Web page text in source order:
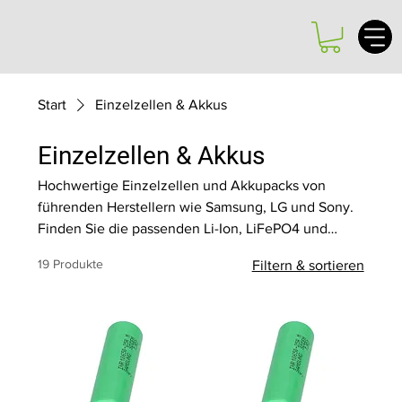
Start Einzelzellen & Akkus
Einzelzellen & Akkus
Hochwertige Einzelzellen und Akkupacks von
führenden Herstellern wie Samsung, LG und Sony.
Finden Sie die passenden Li-Ion, LiFePO4 und
19 Produkte Filtern & sortieren